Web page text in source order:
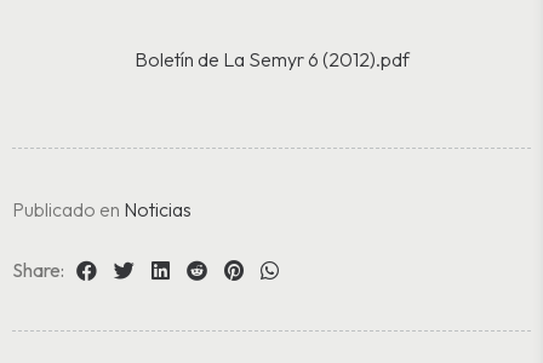
Boletín de La Semyr 6 (2012).pdf
Publicado en Noticias
Share: